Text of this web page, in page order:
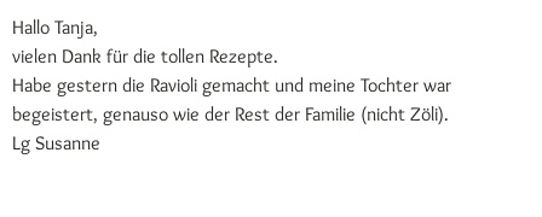
Hallo Tanja,
vielen Dank für die tollen Rezepte.
Habe gestern die Ravioli gemacht und meine Tochter war
begeistert, genauso wie der Rest der Familie (nicht Zöli).
Lg Susanne